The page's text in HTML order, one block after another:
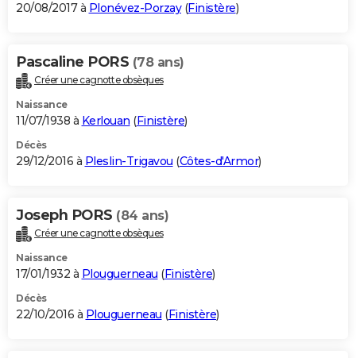
20/08/2017 à Plonévez-Porzay(Finistère)
Pascaline PORS (78 ans)
Créer une cagnotte obsèques
Naissance
11/07/1938 à Kerlouan (Finistère)
Décès
29/12/2016 à Pleslin-Trigavou (Côtes-d'Armor)
Joseph PORS (84 ans)
Créer une cagnotte obsèques
Naissance
17/01/1932 à Plouguerneau (Finistère)
Décès
22/10/2016 à Plouguerneau (Finistère)